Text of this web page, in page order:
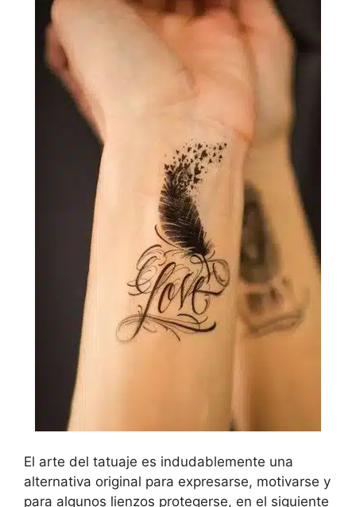
El arte del tatuaje es indudablemente una
alternativa original para expresarse, motivarse y
para algunos lienzos protegerse, en el siguiente